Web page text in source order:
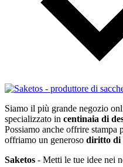
Siamo il più grande negozio
specializzato in centinaia di
Possiamo anche offrire stampa
offriamo un generoso diritto di
Saketos - Metti le tue idee nei